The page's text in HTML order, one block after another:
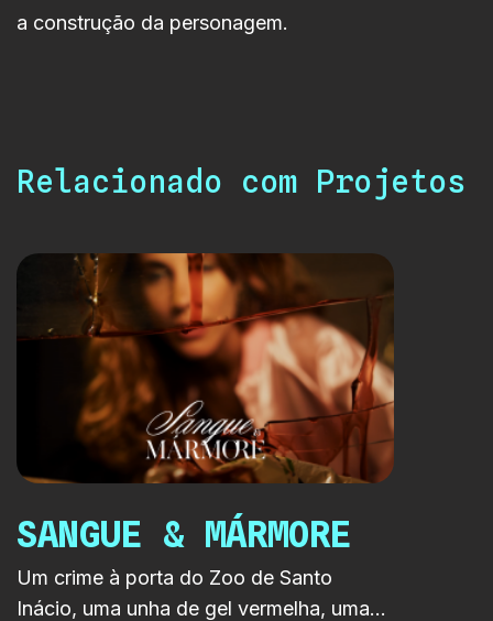
a construção da personagem.
Relacionado com Projetos
SANGUE & MÁRMORE
Um crime à porta do Zoo de Santo
Inácio, uma unha de gel vermelha, uma